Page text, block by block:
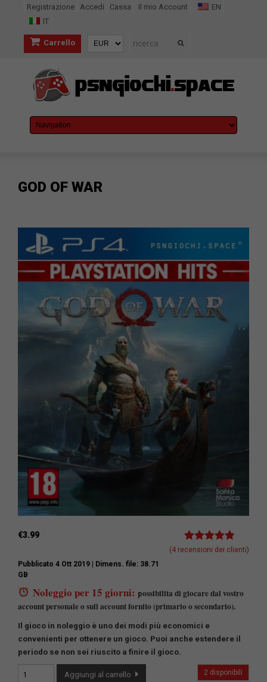
Registrazione Accedi Cassa Il mio Account
EN
IT
Carrello
GOD OF WAR
Valutato5.00
4
(4 recensioni dei clienti)
€3.99
Pubblicato 4 Ott 2019 | Dimens. file: 38.71
GB
Noleggio per 15 giorni: possibilita di giocare dal vostro
account personale o sull account fornito (primario o secondario).
Il gioco in noleggio è uno dei modi più economici e
convenienti per ottenere un gioco. Puoi anche estendere il
periodo se non sei riuscito a finire il gioco.
2 disponibili
Aggiungi al carrello